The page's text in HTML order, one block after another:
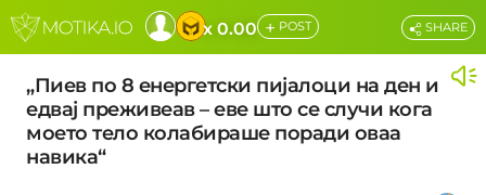
x 0.00 + POST
„Пиев по 8 енергетски пијалоци на ден и
едвај преживеав – еве што се случи кога
моето тело колабираше поради оваа
навика“
SHARE